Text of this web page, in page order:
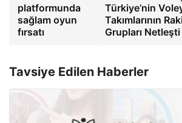
platformunda
sağlam oyun
fırsatı
Türkiye’nin
Takımlarının
Grupları
Tavsiye Edilen Haberler